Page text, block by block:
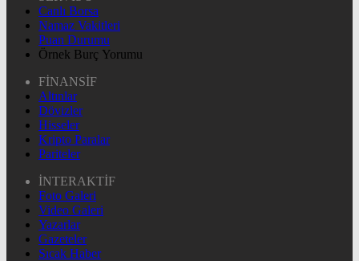
Canlı Borsa
Namaz Vakitleri
Puan Durumu
Örnek Burç Yorumu
FİNANSİF
Altınlar
Dövizler
Hisseler
Kripto Paralar
Pariteler
İNTERAKTİF
Foto Galeri
Video Galeri
Yazarlar
Gazeteler
Sıcak Haber